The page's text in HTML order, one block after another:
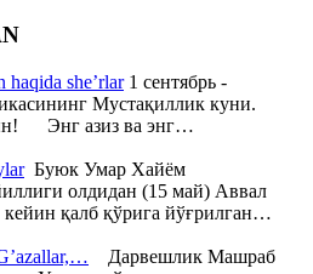
she’rlar1 сентябрь -
Мустақиллик куни.
Энг азиз ва энг…
Буюк Умар Хайём
олдидан (15 май) Аввал
кейин қалб қўрига йўғрилган…
Дарвешлик Машраб